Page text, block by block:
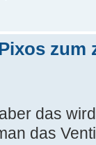
zum
das
das